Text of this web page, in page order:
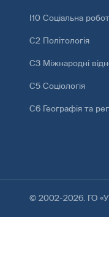
І10 Соціальна
С2 Політологія
С3 Міжнародні
С5 Соціологія
С6 Географія та
© 2002-2026. ГО